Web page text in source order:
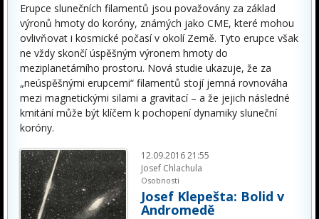
Erupce slunečních filamentů jsou považovány za základ
výronů hmoty do koróny, známých jako CME, které mohou
ovlivňovat i kosmické počasí v okolí Země. Tyto erupce však
ne vždy skončí úspěšným výronem hmoty do
meziplanetárního prostoru. Nová studie ukazuje, že za
„neúspěšnými erupcemi“ filamentů stojí jemná rovnováha
mezi magnetickými silami a gravitací – a že jejich následné
kmitání může být klíčem k pochopení dynamiky sluneční
koróny.
12.09.2016 21:55
Josef Chlachula
Osobnosti
Josef Klepešta: Bolid v
Andromedě